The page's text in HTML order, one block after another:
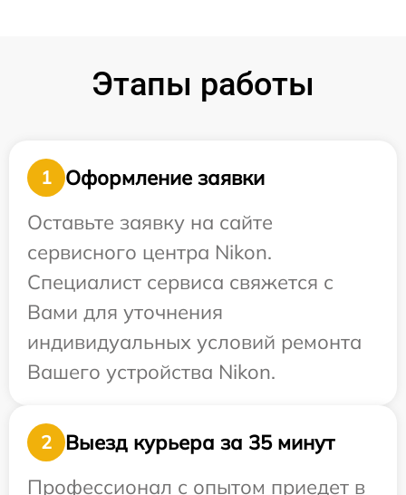
Этапы работы
1
Оформление заявки
Оставьте заявку на сайте
сервисного центра Nikon.
Специалист сервиса свяжется с
Вами для уточнения
индивидуальных условий ремонта
Вашего устройства Nikon.
2
Выезд курьера за 35 минут
Профессионал с опытом приедет в